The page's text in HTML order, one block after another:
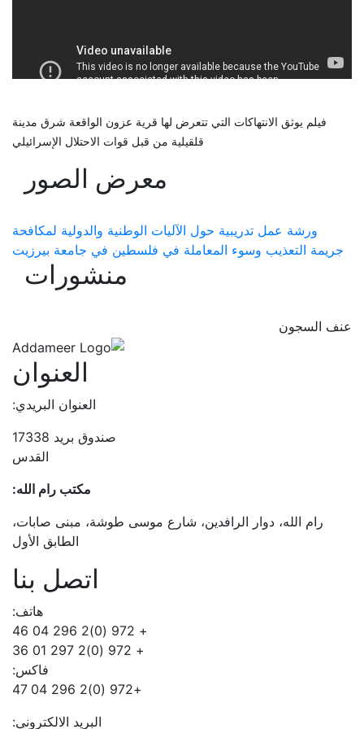
فيلم يوثق الانتهاكات التي تتعرض لها قرية عزون الواقعة شرق مدينة
قلقيلية من قبل قوات الاحتلال الإسرائيلي
معرض الصور
ورشة عمل تدريبية حول الآليات الوطنية والدولية لمكافحة
جريمة التعذيب وسوء المعاملة في فلسطين في جامعة بيرزيت
منشورات
عنف السجون
العنوان
العنوان البريدي:
صندوق بريد 17338
القدس
مكتب رام الله:
رام الله، دوار الرافدين، شارع موسى طوشة، مبنى صابات،
الطابق الأول
اتصل بنا
هاتف:
+ 972 (0)2 296 04 46
+ 972 (0)2 297 01 36
فاكس:
+972 (0)2 296 04 47
البريد الالكتروني: